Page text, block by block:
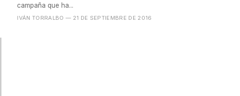
campaña que ha...
IVÁN TORRALBO — 21 DE SEPTIEMBRE DE 2016